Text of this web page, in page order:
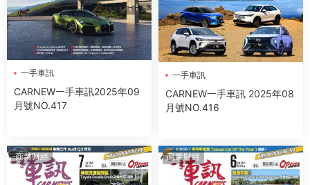
一手車訊
CARNEW一手車訊2025年09
月號NO.417
一手車訊
CARNEW一手車訊 2025年08
月號NO.416
商業财經 商業财經